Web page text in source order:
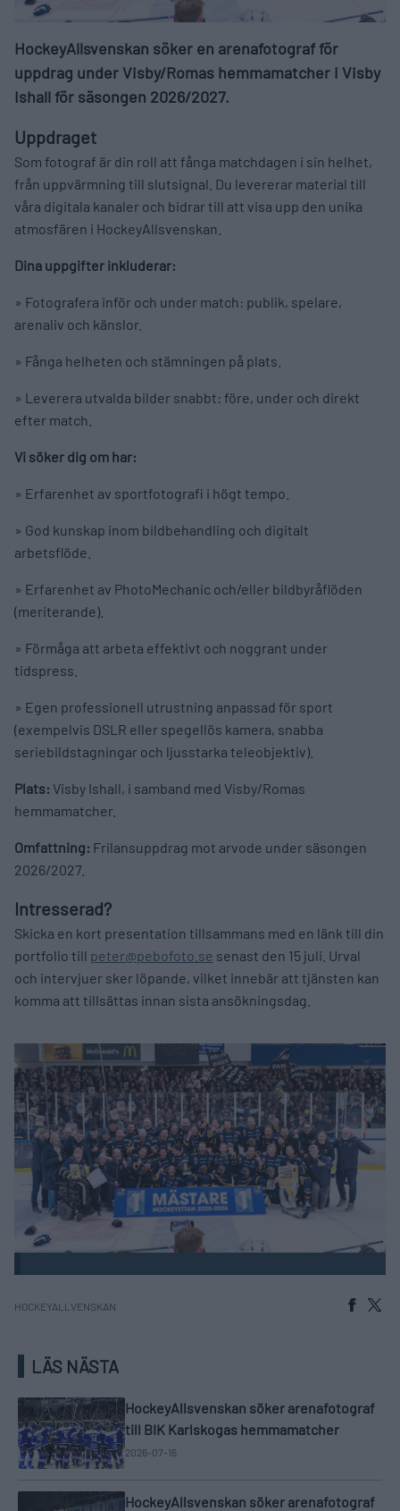
HockeyAllsvenskan söker en arenafotograf för
uppdrag under Visby/Romas hemmamatcher i Visby
Ishall för säsongen 2026/2027.
Uppdraget
Som fotograf är din roll att fånga matchdagen i sin helhet,
från uppvärmning till slutsignal. Du levererar material till
våra digitala kanaler och bidrar till att visa upp den unika
atmosfären i HockeyAllsvenskan.
Dina uppgifter inkluderar:
» Fotografera inför och under match: publik, spelare,
arenaliv och känslor.
» Fånga helheten och stämningen på plats.
» Leverera utvalda bilder snabbt: före, under och direkt
efter match.
Vi söker dig om har:
» Erfarenhet av sportfotografi i högt tempo.
» God kunskap inom bildbehandling och digitalt
arbetsflöde.
» Erfarenhet av PhotoMechanic och/eller bildbyråflöden
(meriterande).
» Förmåga att arbeta effektivt och noggrant under
tidspress.
» Egen professionell utrustning anpassad för sport
(exempelvis DSLR eller spegellös kamera, snabba
seriebildstagningar och ljusstarka teleobjektiv).
Plats: Visby Ishall, i samband med Visby/Romas
hemmamatcher.
Omfattning: Frilansuppdrag mot arvode under säsongen
2026/2027.
Intresserad?
Skicka en kort presentation tillsammans med en länk till din
portfolio till peter@pebofoto.se senast den 15 juli. Urval
och intervjuer sker löpande, vilket innebär att tjänsten kan
komma att tillsättas innan sista ansökningsdag.
HOCKEYALLVENSKAN
LÄS NÄSTA
HockeyAllsvenskan söker arenafotograf
till BIK Karlskogas hemmamatcher
2026-07-16
HockeyAllsvenskan söker arenafotograf